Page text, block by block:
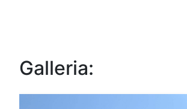
Galleria: